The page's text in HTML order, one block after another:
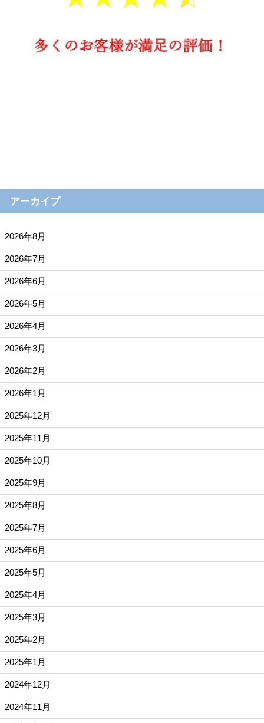
アーカイブ
2026年8月
2026年7月
2026年6月
2026年5月
2026年4月
2026年3月
2026年2月
2026年1月
2025年12月
2025年11月
2025年10月
2025年9月
2025年8月
2025年7月
2025年6月
2025年5月
2025年4月
2025年3月
2025年2月
2025年1月
2024年12月
2024年11月